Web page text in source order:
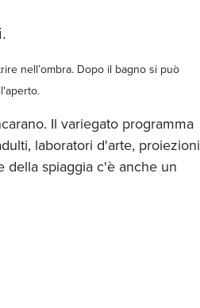
nell’ombra. Dopo il bagno si può
Il variegato programma
laboratori d'arte, proiezioni
spiaggia c'è anche un